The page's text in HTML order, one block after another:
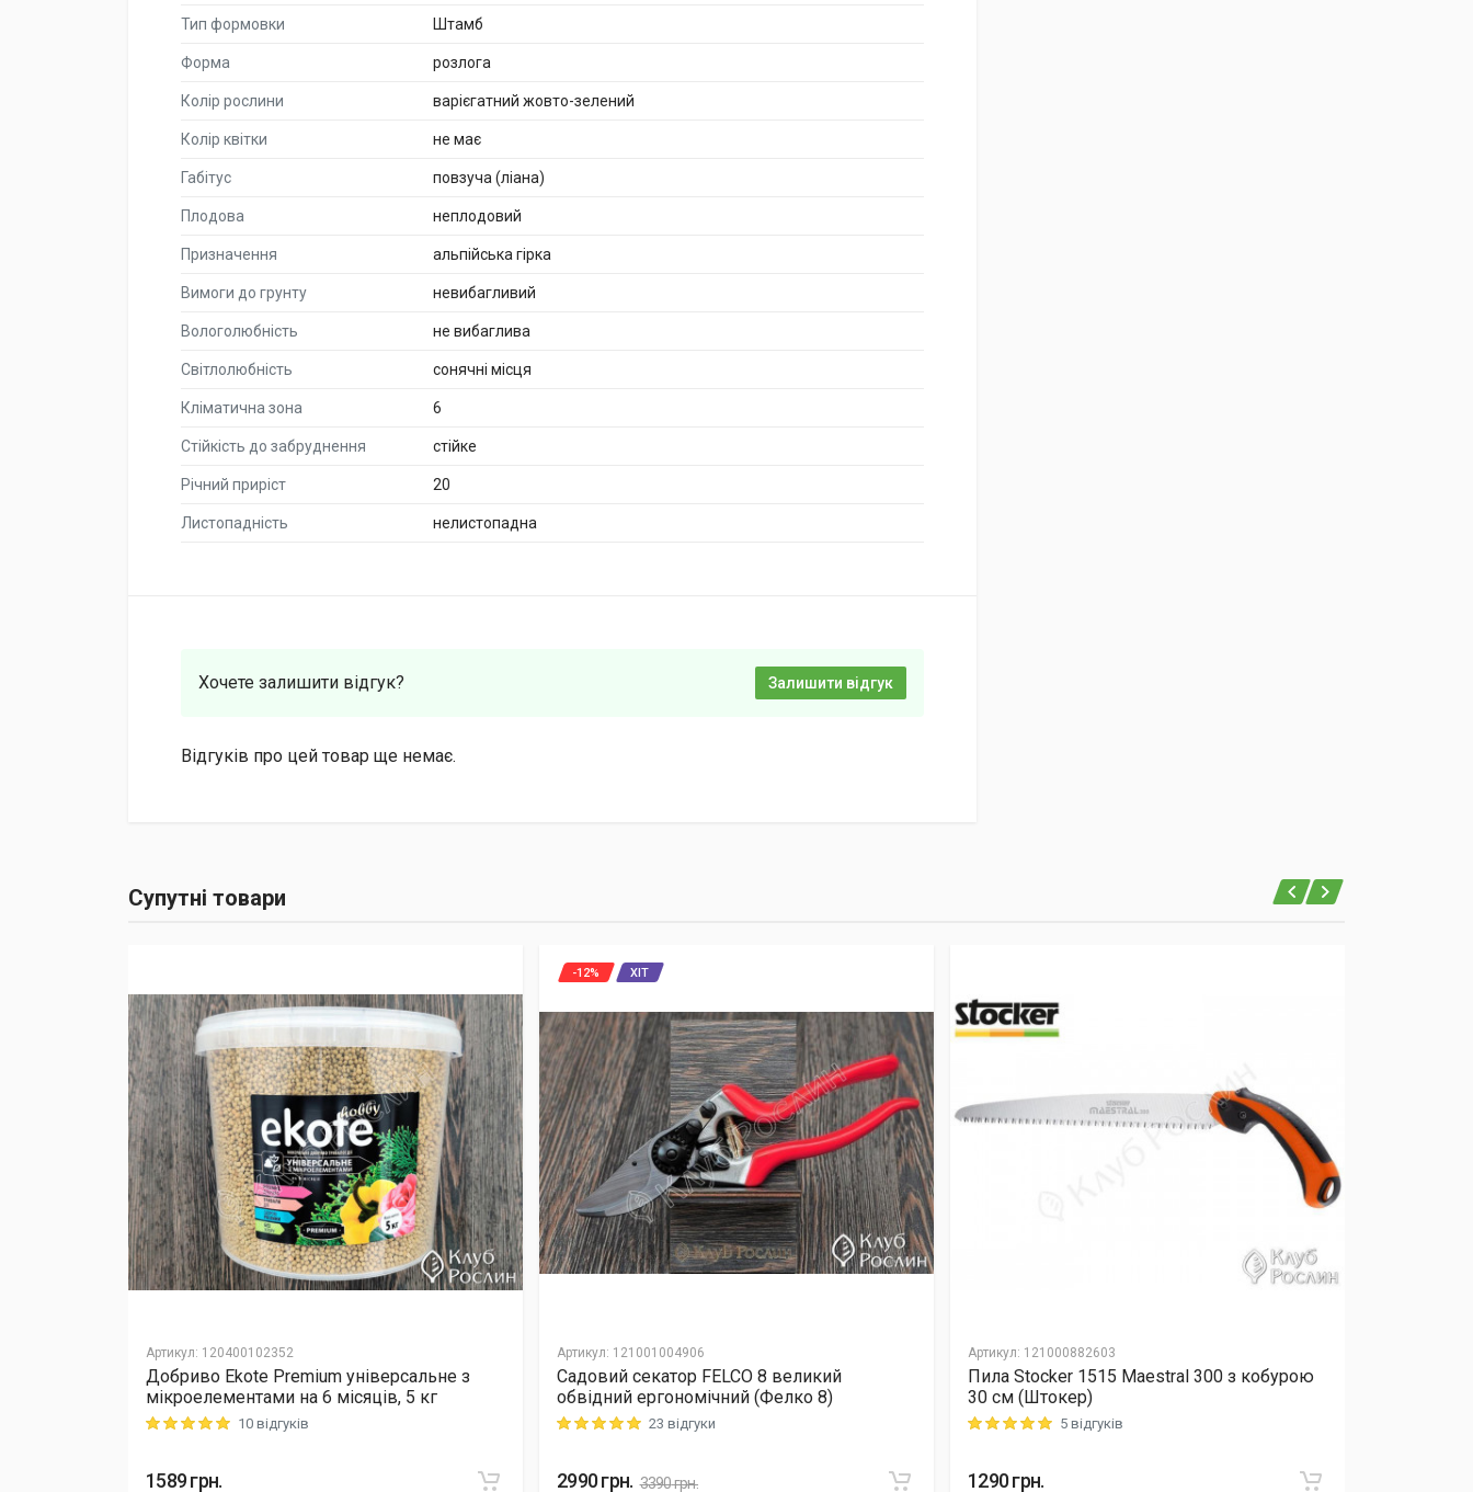
Тип формовки Штамб
Форма розлога
Колір рослини варієгатний жовто-зелений
Колір квітки не має
Габітус повзуча (ліана)
Плодова неплодовий
Призначення альпійська гірка
Вимоги до грунту невибагливий
Вологолюбність не вибаглива
Світлолюбність сонячні місця
Кліматична зона 6
Стійкість до забруднення стійке
Річний приріст 20
Листопадність нелистопадна
Хочете залишити відгук? Залишити відгук
Відгуків про цей товар ще немає.
Супутні товари
Артикул: 120400102352
Добриво Еkote Premium універсальне з
мікроелементами на 6 місяців, 5 кг
Rating: 5 out of 510 відгуків
1589грн.
Артикул: 121001004906
-12% ХІТ
Садовий секатор FELCO 8 великий
обвідний ергономічний (Фелко 8)
Rating: 5 out of 523 відгуки
2990грн. 3390грн.
Артикул: 121000882603
Пила Stocker 1515 Maestral 300 з кобурою
30 см (Штокер)
Rating: 5 out of 55 відгуків
1290грн.